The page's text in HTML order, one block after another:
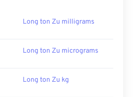
Long ton Zu milligrams
Long ton Zu micrograms
Long ton Zu kg